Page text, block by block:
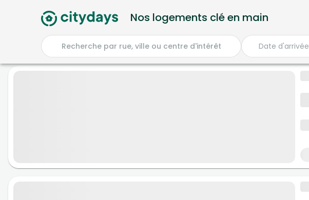
Nos logements clé en main
Recherche par rue, ville ou centre d'intérêt Date d'arrivée